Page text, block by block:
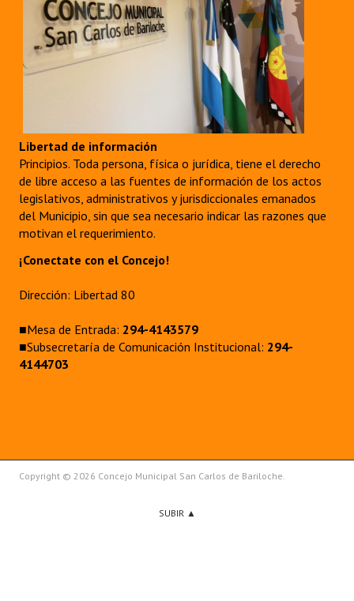
Libertad de información
Principios. Toda persona, física o jurídica, tiene el derecho
de libre acceso a las fuentes de información de los actos
legislativos, administrativos y jurisdiccionales emanados
del Municipio, sin que sea necesario indicar las razones que
motivan el requerimiento.
¡Conectate con el Concejo!
Dirección: Libertad 80
■Mesa de Entrada: 294-4143579
■Subsecretaría de Comunicación Institucional: 294-
4144703
Copyright © 2026 Concejo Municipal San Carlos de Bariloche.
SUBIR ▲